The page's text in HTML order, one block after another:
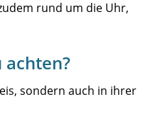
rund um die Uhr,
sondern auch in ihrer